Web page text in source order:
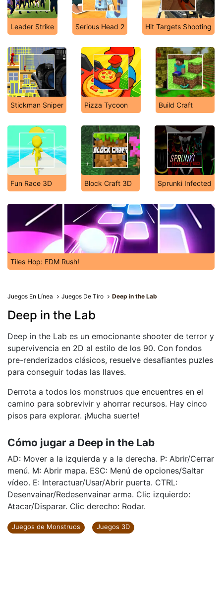
Leader Strike Serious Head 2 Hit Targets Shooting
Stickman Sniper Pizza Tycoon Build Craft
Fun Race 3D Block Craft 3D Sprunki Infected
Tiles Hop: EDM Rush!
Juegos En Línea Juegos De Tiro Deep in the Lab
Deep in the Lab
Deep in the Lab es un emocionante shooter de terror y
supervivencia en 2D al estilo de los 90. Con fondos
pre-renderizados clásicos, resuelve desafiantes puzles
para conseguir todas las llaves.
Derrota a todos los monstruos que encuentres en el
camino para sobrevivir y ahorrar recursos. Hay cinco
pisos para explorar. ¡Mucha suerte!
Cómo jugar a Deep in the Lab
AD: Mover a la izquierda y a la derecha. P: Abrir/Cerrar
menú. M: Abrir mapa. ESC: Menú de opciones/Saltar
vídeo. E: Interactuar/Usar/Abrir puerta. CTRL:
Desenvainar/Redesenvainar arma. Clic izquierdo:
Atacar/Disparar. Clic derecho: Rodar.
Juegos de Monstruos Juegos 3D